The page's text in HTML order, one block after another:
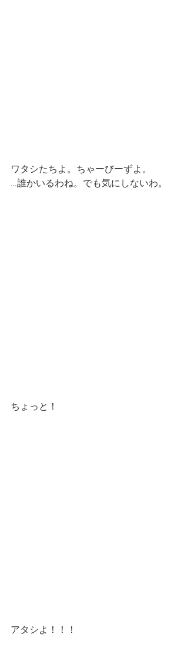
ワタシたちよ。ちゃーびーずよ。
…誰かいるわね。でも気にしないわ。
ちょっと！
アタシよ！！！